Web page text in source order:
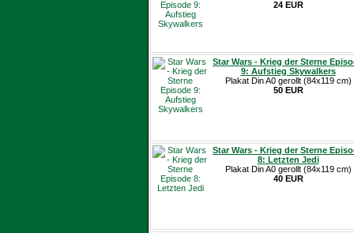
24 EUR
Star Wars - Krieg der Sterne
9: Aufstieg Skywalkers
Plakat Din A0 gerollt (84x119 cm)
50 EUR
Star Wars - Krieg der Sterne
8: Letzten Jedi
Plakat Din A0 gerollt (84x119 cm)
40 EUR